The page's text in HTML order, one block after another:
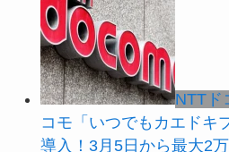
NTTド
コモ「いつでもカエドキ
導入！3月5日から最大2